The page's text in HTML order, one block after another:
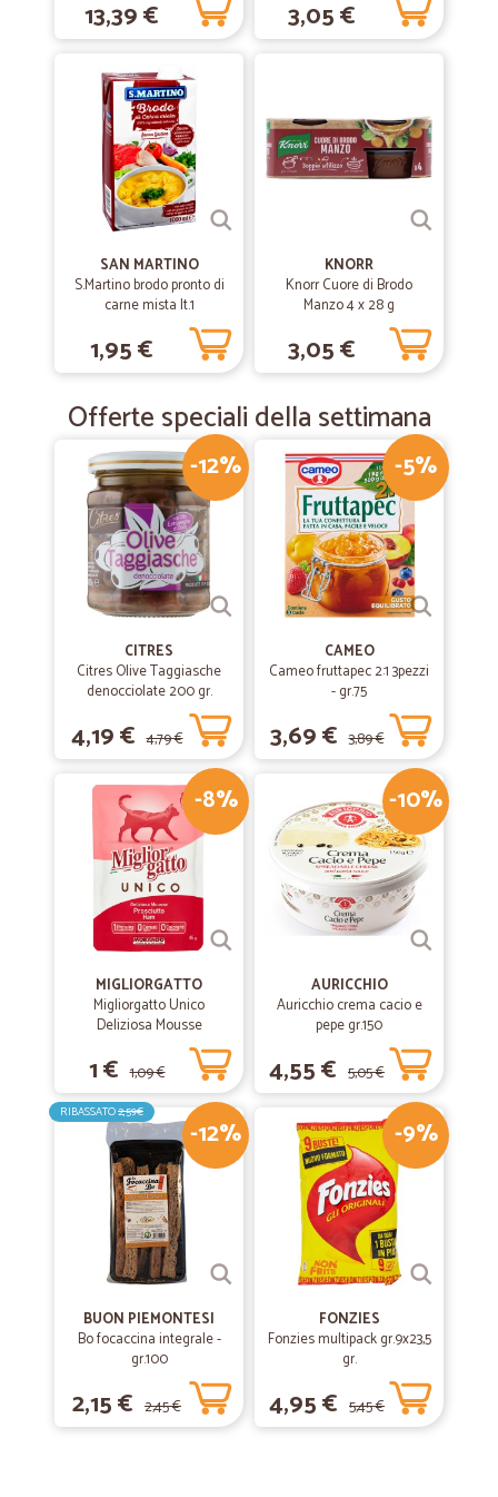
13,39 € 3,05 €
SAN MARTINO
S.Martino brodo pronto di
carne mista lt.1
1,95 €
KNORR
Knorr Cuore di Brodo
Manzo 4 x 28 g
3,05 €
Offerte speciali della settimana
-12%
CITRES
Citres Olive Taggiasche
denocciolate 200 gr.
4,19 € 4,79 €
-5%
CAMEO
Cameo fruttapec 2:1 3pezzi
- gr.75
3,69 € 3,89 €
-8%
MIGLIORGATTO
Migliorgatto Unico
Deliziosa Mousse
Prosciutto 85 gr.
1 € 1,09 €
-10%
AURICCHIO
Auricchio crema cacio e
pepe gr.150
4,55 € 5,05 €
-12%
RIBASSATO2,59€
BUON PIEMONTESI
Bo focaccina integrale -
gr.100
2,15 € 2,45 €
-9%
FONZIES
Fonzies multipack gr.9x23,5
gr.
4,95 € 5,45 €